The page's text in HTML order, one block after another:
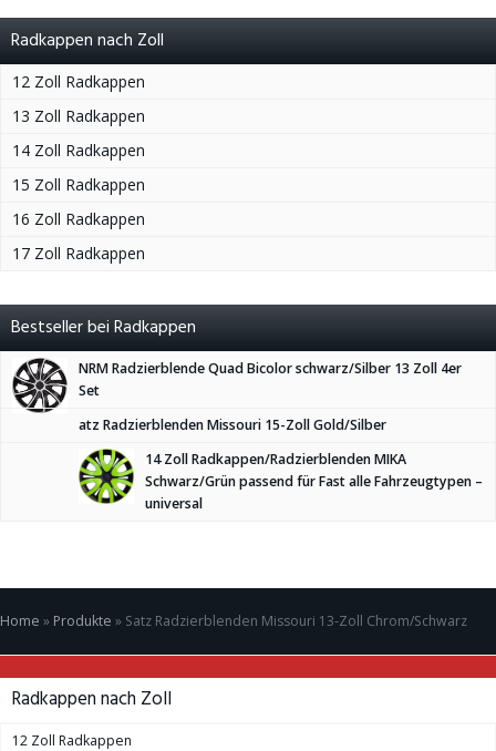
Radkappen nach Zoll
12 Zoll Radkappen
13 Zoll Radkappen
14 Zoll Radkappen
15 Zoll Radkappen
16 Zoll Radkappen
17 Zoll Radkappen
Bestseller bei Radkappen
NRM Radzierblende Quad Bicolor schwarz/Silber 13 Zoll 4er
Set
atz Radzierblenden Missouri 15-Zoll Gold/Silber
14 Zoll Radkappen/Radzierblenden MIKA
Schwarz/Grün passend für Fast alle Fahrzeugtypen –
universal
Home » Produkte » Satz Radzierblenden Missouri 13-Zoll Chrom/Schwarz
Radkappen nach Zoll
12 Zoll Radkappen